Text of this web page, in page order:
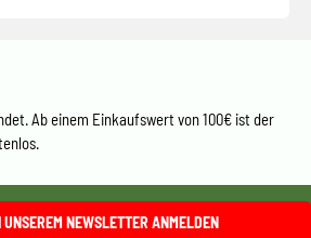
Ab einem Einkaufswert von 100€ ist der
NEWSLETTER ANMELDEN